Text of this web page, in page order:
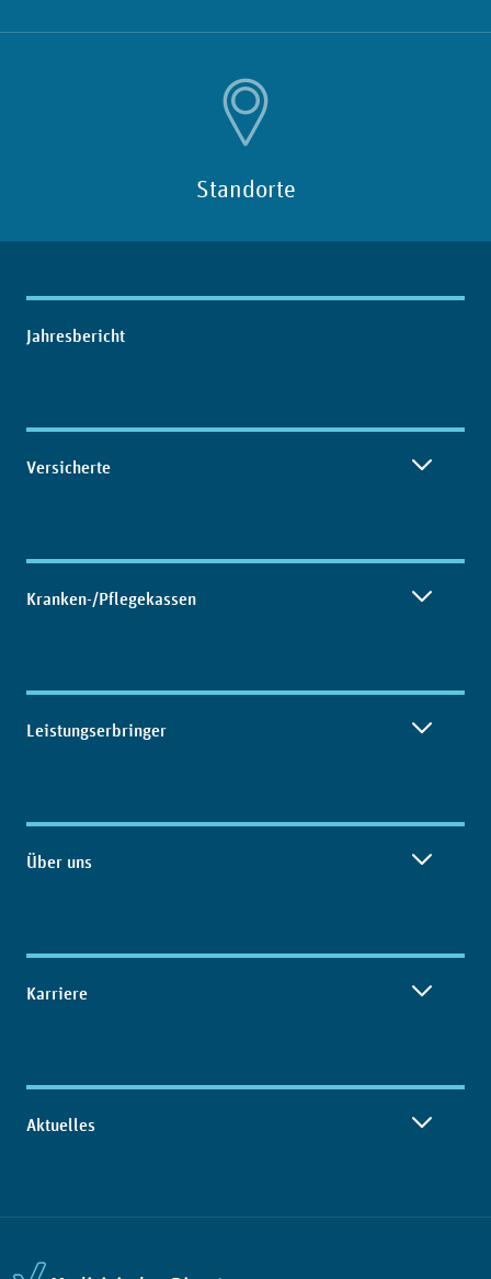
Standorte
Inhaltsübersicht
Jahresbericht
Versicherte
Kranken-/Pflegekassen
Leistungserbringer
Über uns
Karriere
Aktuelles